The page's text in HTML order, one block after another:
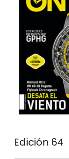
Edición 64